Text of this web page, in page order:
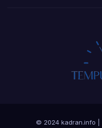
© 2024 kadran.info